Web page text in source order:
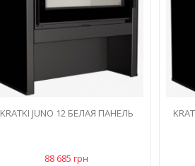
KRATKI JUNO 12 БЕЛАЯ ПАНЕЛЬ
88 685 грн